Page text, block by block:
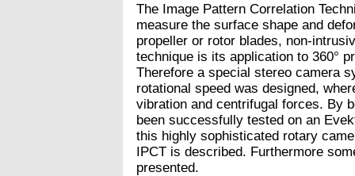
The Image Pattern Correlation
measure the surface shape and
propeller or rotor blades, non-
technique is its application to 360°
Therefore a special stereo camera
rotational speed was designed,
vibration and centrifugal forces. By
been successfully tested on an
this highly sophisticated rotary
IPCT is described. Furthermore
presented.